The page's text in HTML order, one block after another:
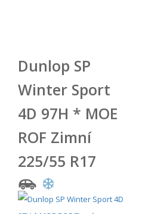
Dunlop SP
Winter Sport
4D 97H * MOE
ROF Zimní
225/55 R17